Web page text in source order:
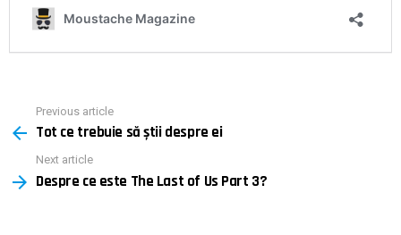
more
Previous article
Tot ce trebuie să știi despre ei
Next article
Despre ce este The Last of Us Part 3?